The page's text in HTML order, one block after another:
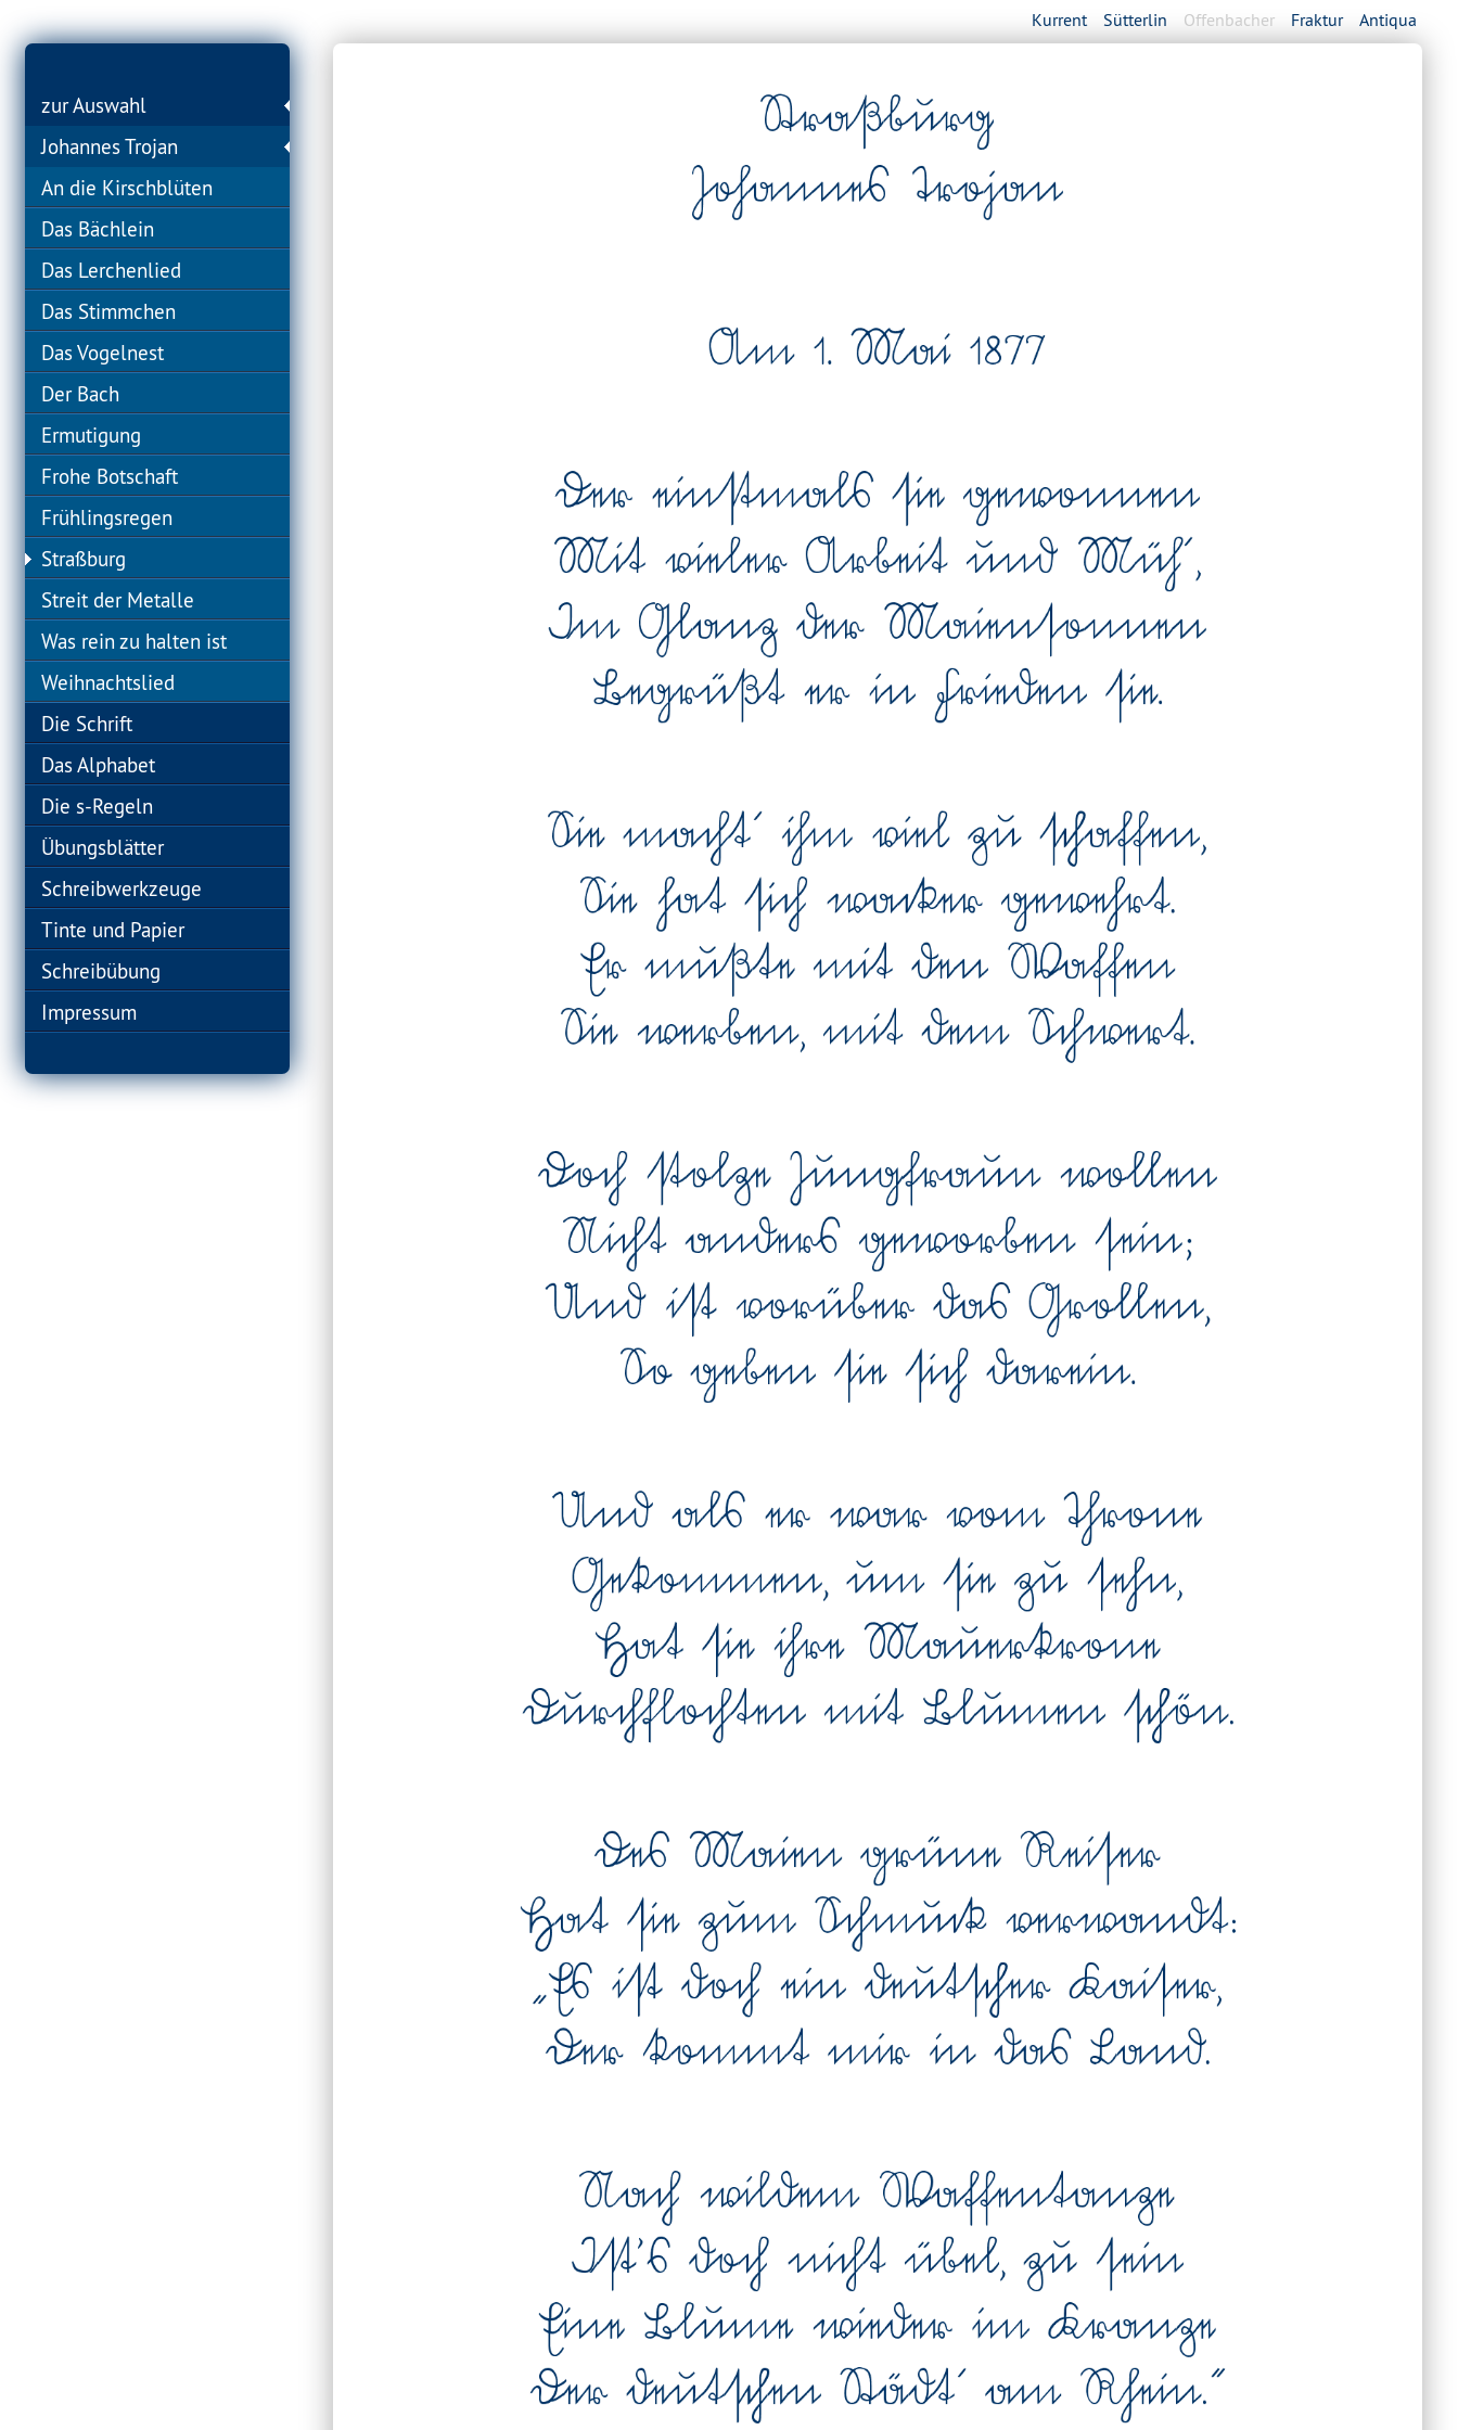
Kurrent Sütterlin Offenbacher Fraktur Antiqua
zur Auswahl
Johannes Trojan
An die Kirschblüten
Das Bächlein
Das Lerchenlied
Das Stimmchen
Das Vogelnest
Der Bach
Ermutigung
Frohe Botschaft
Frühlingsregen
Straßburg
Streit der Metalle
Was rein zu halten ist
Weihnachtslied
Die Schrift
Das Alphabet
Die s-Regeln
Übungsblätter
Schreibwerkzeuge
Tinte und Papier
Schreibübung
Impressum